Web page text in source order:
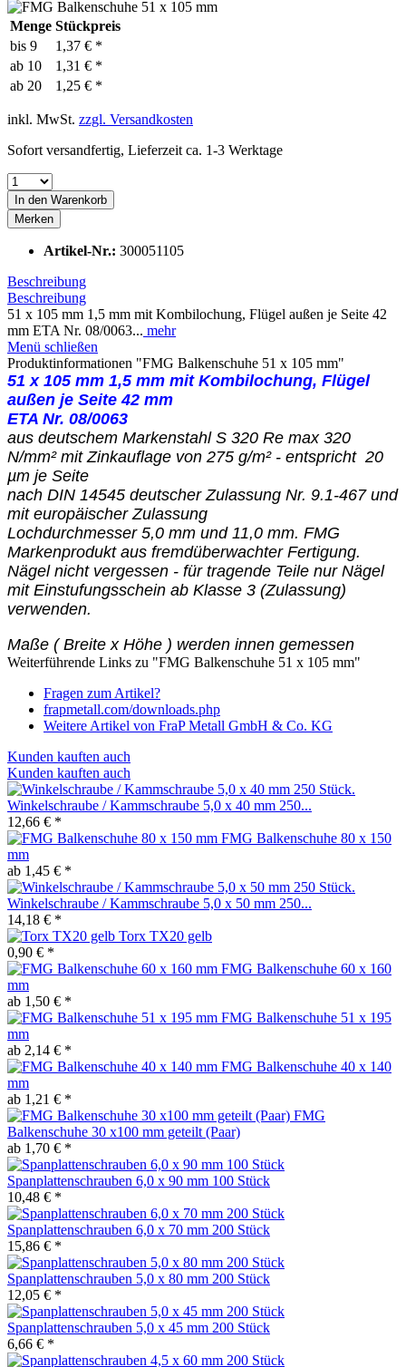
Menge Stückpreis
bis 9
1,37 € *
ab 10
1,31 € *
ab 20 1,25 € *
inkl. MwSt. zzgl. Versandkosten
Sofort versandfertig, Lieferzeit ca. 1-3 Werktage
In den Warenkorb
Merken
Artikel-Nr.: 300051105
Beschreibung
Beschreibung
51 x 105 mm 1,5 mm mit Kombilochung, Flügel außen je Seite 42
mm ETA Nr. 08/0063... mehr
Menü schließen
Produktinformationen "FMG Balkenschuhe 51 x 105 mm"
51 x 105 mm 1,5 mm mit Kombilochung, Flügel
außen je Seite 42 mm
ETA Nr. 08/0063
aus deutschem Markenstahl S 320 Re max 320
N/mm² mit Zinkauflage von 275 g/m² - entspricht 20
µm je Seite
nach DIN 14545 deutscher Zulassung Nr. 9.1-467 und
mit europäischer Zulassung
Lochdurchmesser 5,0 mm und 11,0 mm. FMG
Markenprodukt aus fremdüberwachter Fertigung.
Nägel nicht vergessen - für tragende Teile nur Nägel
mit Einstufungsschein ab Klasse 3 (Zulassung)
verwenden.
Maße ( Breite x Höhe ) werden innen gemessen
Weiterführende Links zu "FMG Balkenschuhe 51 x 105 mm"
Fragen zum Artikel?
frapmetall.com/downloads.php
Weitere Artikel von FraP Metall GmbH & Co. KG
Kunden kauften auch
Kunden kauften auch
Winkelschraube / Kammschraube 5,0 x 40 mm 250...
12,66 € *
FMG Balkenschuhe 80 x 150
mm
ab 1,45 € *
Winkelschraube / Kammschraube 5,0 x 50 mm 250...
14,18 € *
Torx TX20 gelb
0,90 € *
FMG Balkenschuhe 60 x 160
mm
ab 1,50 € *
FMG Balkenschuhe 51 x 195
mm
ab 2,14 € *
FMG Balkenschuhe 40 x 140
mm
ab 1,21 € *
FMG
Balkenschuhe 30 x100 mm geteilt (Paar)
ab 1,70 € *
Spanplattenschrauben 6,0 x 90 mm 100 Stück
10,48 € *
Spanplattenschrauben 6,0 x 70 mm 200 Stück
15,86 € *
Spanplattenschrauben 5,0 x 80 mm 200 Stück
12,05 € *
Spanplattenschrauben 5,0 x 45 mm 200 Stück
6,66 € *